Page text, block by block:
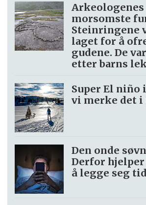
Arkeologenes
morsomste
Steinringene
laget for å
gudene. De
etter barns lek
Super El niño
vi merke det i
Den onde
Derfor
å legge seg